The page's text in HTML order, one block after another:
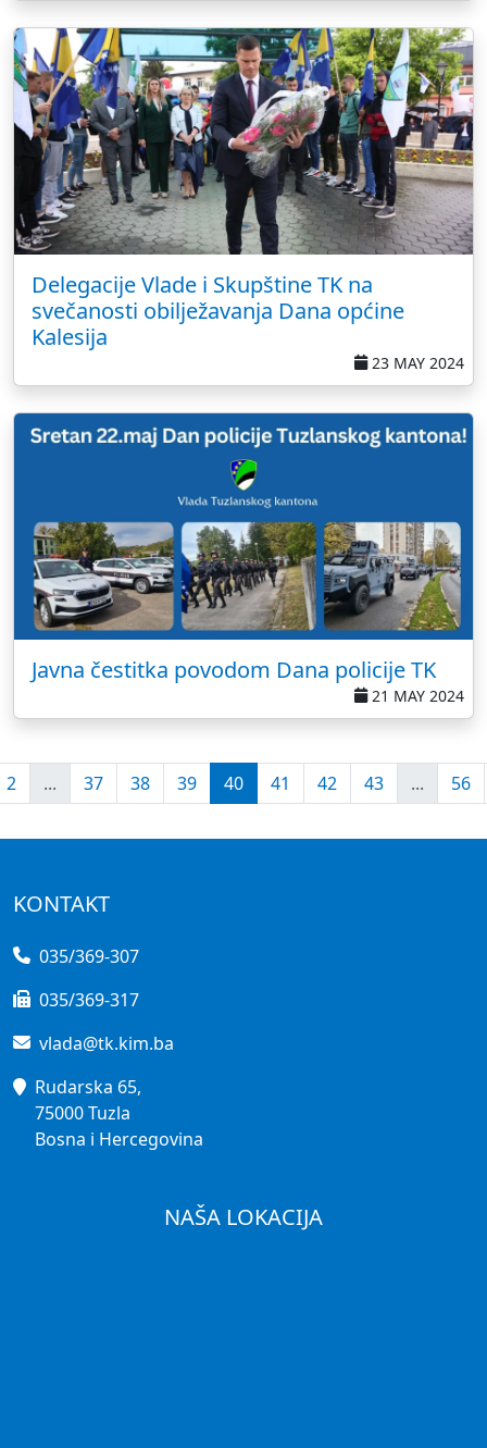
Delegacije Vlade i Skupštine TK na
svečanosti obilježavanja Dana općine
Kalesija
23 MAY 2024
Javna čestitka povodom Dana policije TK
21 MAY 2024
2 ... 37 38 39 40 41 42 43 ... 56
KONTAKT
035/369-307
035/369-317
vlada@tk.kim.ba
Rudarska 65,
75000 Tuzla
Bosna i Hercegovina
NAŠA LOKACIJA